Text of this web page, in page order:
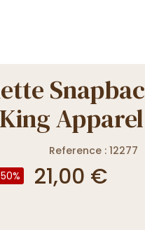
Apparel
Reference : 12277
21,00 €